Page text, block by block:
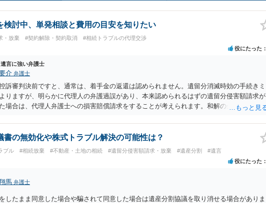
検討中、単発相談と費用の目安を知りたい
・放棄 #契約解除・契約取消 #相続トラブルの代理交渉
役にたった
言に強い弁護士
介 弁護士
訴審判決前ですと、通常は、着手金の返還は認められません。遺留分消滅時効の手続きミ
りますが、明らかに代理人の弁護過誤があり、本来認められるはずの遺留分侵害額請求が
場合は、代理人弁護士への損害賠償請求をすることが考えられます。和解の余地があるか
弁護士に個別に相談した方が良いと思われます。
書の無効化や株式トラブル解決の可能性は？
ブル #相続放棄 #不動産・土地の相続 #遺留分侵害額請求・放棄 #遺産分割 #遺言
役にたった
馬 弁護士
したまま同意した場合や騙されて同意した場合は遺産分割協議を取り消せる場合がありま